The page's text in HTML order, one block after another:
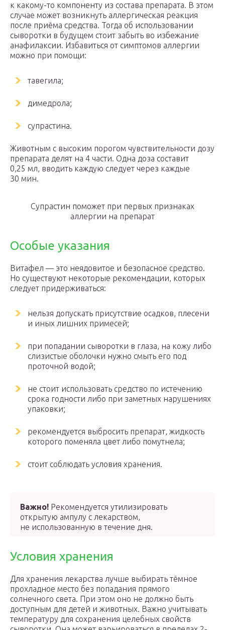
к какому-то компоненту из состава препарата. В этом
случае может возникнуть аллергическая реакция
после приёма средства. Тогда об использовании
сыворотки в будущем стоит забыть во избежание
анафилаксии. Избавиться от симптомов аллергии
можно при помощи:
тавегила;
димедрола;
супрастина.
Животным с высоким порогом чувствительности дозу
препарата делят на 4 части. Одна доза составит
0,25 мл, вводить каждую следует через каждые
30 мин.
Супрастин поможет при первых признаках
аллергии на препарат
Особые указания
Витафел — это неядовитое и безопасное средство.
Но существуют некоторые рекомендации, которых
следует придерживаться:
нельзя допускать присутствие осадков, плесени
и иных лишних примесей;
при попадании сыворотки в глаза, на кожу либо
слизистые оболочки нужно смыть его под
проточной водой;
не стоит использовать средство по истечению
срока годности либо при заметных нарушениях
упаковки;
рекомендуется выбросить препарат, жидкость
которого поменяла цвет либо помутнела;
стоит соблюдать условия хранения.
Важно! Рекомендуется утилизировать
открытую ампулу с лекарством,
не использованную в течение дня.
Условия хранения
Для хранения лекарства лучше выбирать тёмное
прохладное место без попадания прямого
солнечного света. При этом оно не должно быть
доступным для детей и животных. Важно учитывать
температуру для сохранения целебных свойств